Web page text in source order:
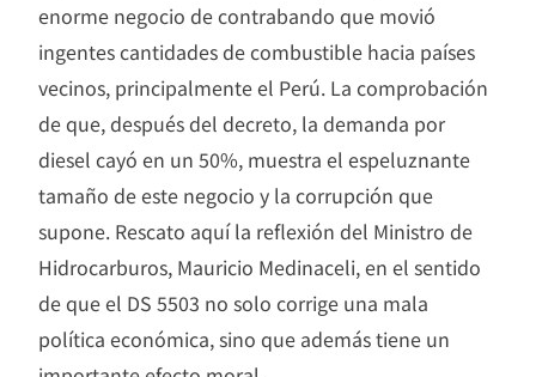
enorme negocio de contrabando que movió
ingentes cantidades de combustible hacia países
vecinos, principalmente el Perú. La comprobación
de que, después del decreto, la demanda por
diesel cayó en un 50%, muestra el espeluznante
tamaño de este negocio y la corrupción que
supone. Rescato aquí la reflexión del Ministro de
Hidrocarburos, Mauricio Medinaceli, en el sentido
de que el DS 5503 no solo corrige una mala
política económica, sino que además tiene un